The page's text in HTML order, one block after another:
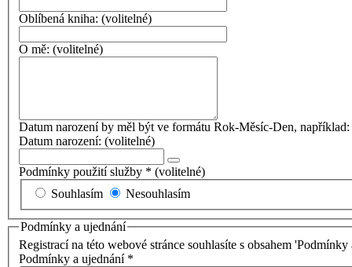
Oblíbená kniha: (volitelné)
O mě: (volitelné)
Datum narození by měl být ve formátu Rok-Měsíc-Den,
Datum narození: (volitelné)
Podmínky použití služby * (volitelné)
Souhlasím
Nesouhlasím
Podmínky a ujednání
Registrací na této webové stránce souhlasíte s obsahem 'Podmínky
Podmínky a ujednání*